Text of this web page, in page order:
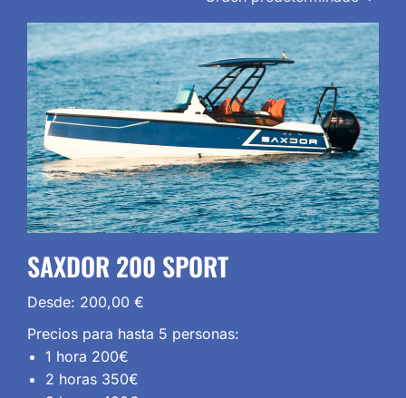
SAXDOR 200 SPORT
Desde: 200,00 €
Precios para hasta 5 personas:
1 hora 200€
2 horas 350€